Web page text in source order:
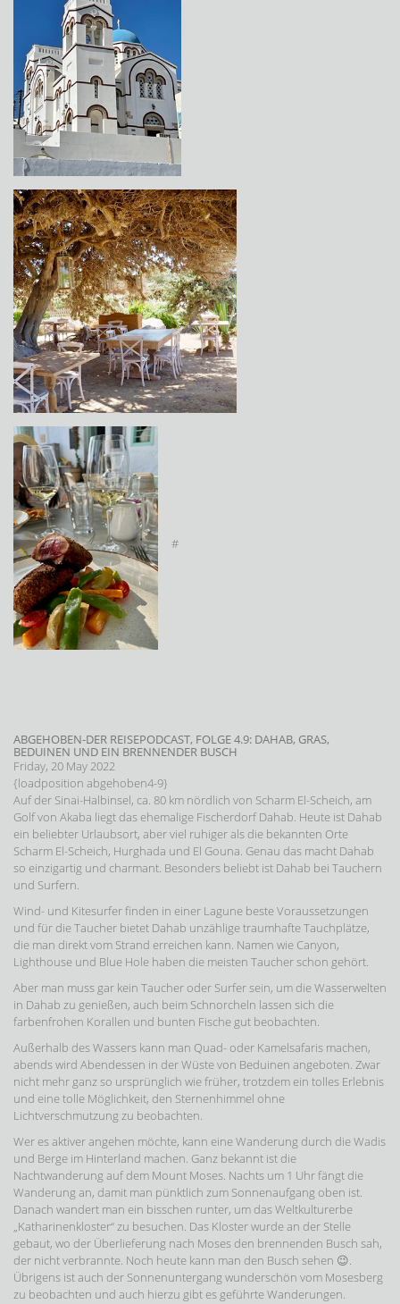
#
ABGEHOBEN-DER REISEPODCAST, FOLGE 4.9: DAHAB, GRAS,
BEDUINEN UND EIN BRENNENDER BUSCH
Friday, 20 May 2022
{loadposition abgehoben4-9}
Auf der Sinai-Halbinsel, ca. 80 km nördlich von Scharm El-Scheich, am
Golf von Akaba liegt das ehemalige Fischerdorf Dahab. Heute ist Dahab
ein beliebter Urlaubsort, aber viel ruhiger als die bekannten Orte
Scharm El-Scheich, Hurghada und El Gouna. Genau das macht Dahab
so einzigartig und charmant. Besonders beliebt ist Dahab bei Tauchern
und Surfern.
Wind- und Kitesurfer finden in einer Lagune beste Voraussetzungen
und für die Taucher bietet Dahab unzählige traumhafte Tauchplätze,
die man direkt vom Strand erreichen kann. Namen wie Canyon,
Lighthouse und Blue Hole haben die meisten Taucher schon gehört.
Aber man muss gar kein Taucher oder Surfer sein, um die Wasserwelten
in Dahab zu genießen, auch beim Schnorcheln lassen sich die
farbenfrohen Korallen und bunten Fische gut beobachten.
Außerhalb des Wassers kann man Quad- oder Kamelsafaris machen,
abends wird Abendessen in der Wüste von Beduinen angeboten. Zwar
nicht mehr ganz so ursprünglich wie früher, trotzdem ein tolles Erlebnis
und eine tolle Möglichkeit, den Sternenhimmel ohne
Lichtverschmutzung zu beobachten.
Wer es aktiver angehen möchte, kann eine Wanderung durch die Wadis
und Berge im Hinterland machen. Ganz bekannt ist die
Nachtwanderung auf dem Mount Moses. Nachts um 1 Uhr fängt die
Wanderung an, damit man pünktlich zum Sonnenaufgang oben ist.
Danach wandert man ein bisschen runter, um das Weltkulturerbe
„Katharinenkloster“ zu besuchen. Das Kloster wurde an der Stelle
gebaut, wo der Überlieferung nach Moses den brennenden Busch sah,
der nicht verbrannte. Noch heute kann man den Busch sehen 😉.
Übrigens ist auch der Sonnenuntergang wunderschön vom Mosesberg
zu beobachten und auch hierzu gibt es geführte Wanderungen.